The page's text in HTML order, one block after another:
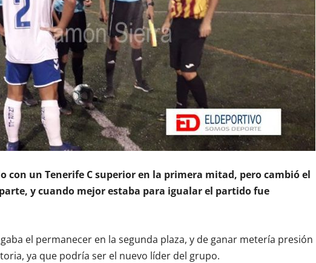
con un Tenerife C superior en la primera mitad, pero cambió el
y cuando mejor estaba para igualar el partido fue
el permanecer en la segunda plaza, y de ganar metería presión
ya que podría ser el nuevo líder del grupo.